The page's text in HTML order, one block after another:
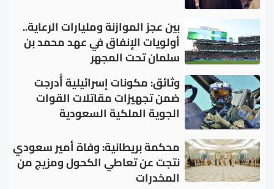
بين عجز الموازنة ومليارات الرعاية..
أولويات الإنفاق في عهد محمد بن
سلمان تحت المجهر
وثائق: مكونات إسرائيلية أُدرجت
ضمن تجهيزات مقاتلات القوات
الجوية الملكية السعودية
محكمة بريطانية: وفاة أمير سعودي
نتجت عن تعاطي الكحول ومزيج من
المخدرات